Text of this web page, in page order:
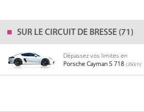
SUR LE CIRCUIT DE BRESSE (71)
Dépassez vos limites en
Porsche Cayman S 718 (350ch)